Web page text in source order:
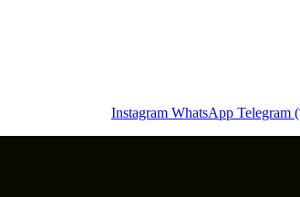
Instagram WhatsApp Telegram